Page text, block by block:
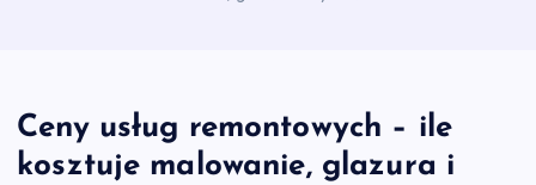
Ceny usług remontowych – ile
kosztuje malowanie, glazura i